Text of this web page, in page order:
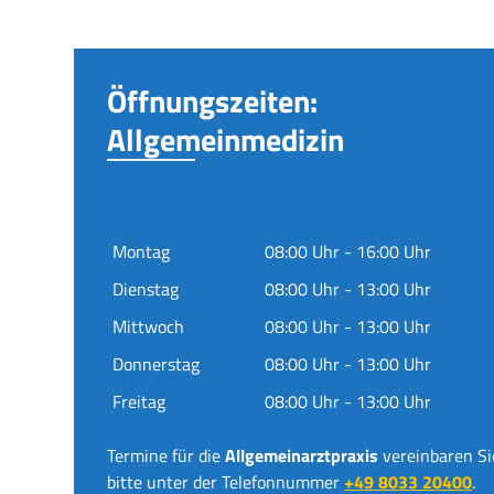
Öffnungszeiten:
Allgemeinmedizin
Montag
08:00 Uhr - 16:00 Uhr
Dienstag
08:00 Uhr - 13:00 Uhr
Mittwoch
08:00 Uhr - 13:00 Uhr
Donnerstag
08:00 Uhr - 13:00 Uhr
Freitag
08:00 Uhr - 13:00 Uhr
Termine für dieAllgemeinarztpraxis vereinbaren
bitte unter der Telefonnummer+49 8033 20400.